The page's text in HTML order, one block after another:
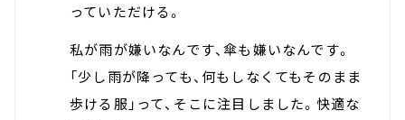
っていただける。
私が雨が嫌いなんです、傘も嫌いなんです。
「少し雨が降っても、何もしなくてもそのまま
歩ける服」って、そこに注目しました。快適な